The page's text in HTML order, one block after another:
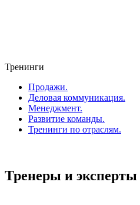
Тренинги
Продажи.
Деловая коммуникация.
Менеджмент.
Развитие команды.
Тренинги по отраслям.
Тренеры и эксперты